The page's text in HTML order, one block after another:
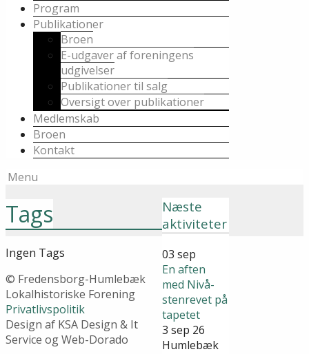
Program
Publikationer
Broen
E-udgaver af foreningens
udgivelser
Publikationer til salg
Oversigt over publikationer
Medlemskab
Broen
Kontakt
Menu
Næste
aktiviteter
03 sep
En aften
med Nivå-
stenrevet på
tapetet
3 sep 26
Humlebæk
Tags
Ingen Tags
© Fredensborg-Humlebæk
Lokalhistoriske Forening
Privatlivspolitik
Design af KSA Design & It
Service og Web-Dorado